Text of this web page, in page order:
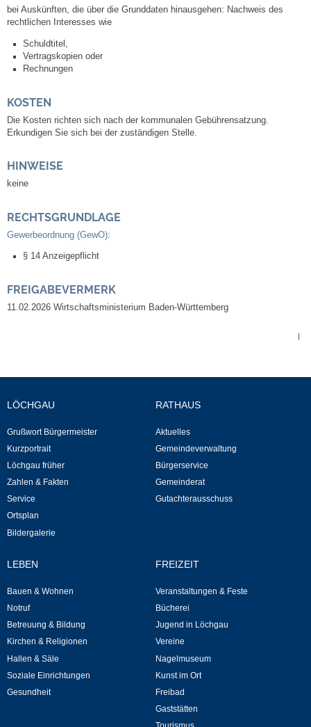
Bebauungspläne
Fortschreibung Flächennutzungsplan
Kommunale Wärmeplanung
Betreuung & Bildung
Schulen
Kindergärten
Musikschule
Katholische Kirchengemeinde
Neuapostolische Kirche
Hallen & Säle
Hallen- und Raumreservierung
Soziale Einrichtungen
bei Auskünften, die über die Grunddaten hinausgehen: Nachweis des
rechtlichen Interesses wie
Schuldtitel,
Vertragskopien oder
Rechnungen
KOSTEN
Die Kosten richten sich nach der kommunalen Gebührensatzung.
Erkundigen Sie sich bei der zuständigen Stelle.
HINWEISE
keine
RECHTSGRUNDLAGE
Gewerbeordnung (GewO):
§ 14 Anzeigepflicht
FREIGABEVERMERK
11.02.2026 Wirtschaftsministerium Baden-Württemberg
|
LÖCHGAU
Grußwort Bürgermeister
Kurzportrait
Löchgau früher
Zahlen & Fakten
Service
Ortsplan
Bildergalerie
RATHAUS
Aktuelles
Gemeindeverwaltung
Bürgerservice
Gemeinderat
Gutachterausschuss
LEBEN
Bauen & Wohnen
Notruf
Betreuung & Bildung
Kirchen & Religionen
Hallen & Säle
Soziale Einrichtungen
Gesundheit
FREIZEIT
Veranstaltungen & Feste
Bücherei
Jugend in Löchgau
Vereine
Nagelmuseum
Kunst im Ort
Freibad
Gaststätten